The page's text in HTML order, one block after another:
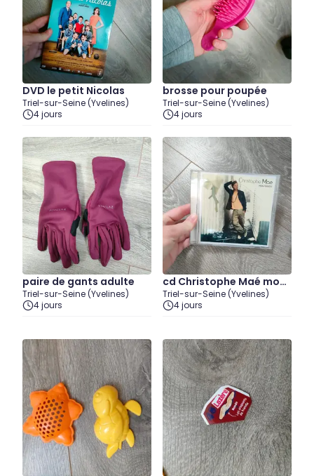
DVD le petit Nicolas
Triel-sur-Seine (Yvelines)
4 jours
brosse pour poupée
Triel-sur-Seine (Yvelines)
4 jours
paire de gants adulte
Triel-sur-Seine (Yvelines)
4 jours
cd Christophe Maé mon
Paradis
Triel-sur-Seine (Yvelines)
4 jours